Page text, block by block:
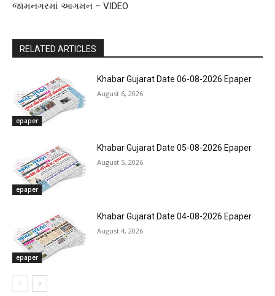
જામનગરમાં આગમન – VIDEO
RELATED ARTICLES
epaper
Khabar Gujarat Date 06-08-2026 Epaper
August 6, 2026
epaper
Khabar Gujarat Date 05-08-2026 Epaper
August 5, 2026
epaper
Khabar Gujarat Date 04-08-2026 Epaper
August 4, 2026